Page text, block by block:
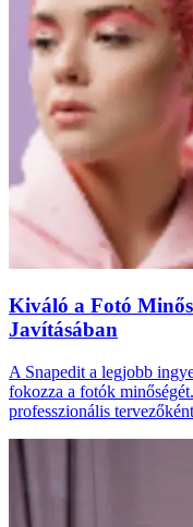
Kiváló a Fotó
Javításában
A Snapedit a legjobb
fokozza a fotók
professzionális